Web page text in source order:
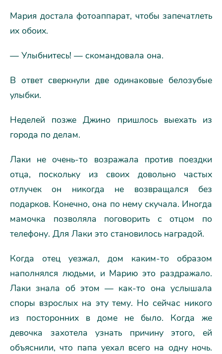
Мария достала фотоаппарат, чтобы запечатлеть
их обоих.
— Улыбнитесь! — скомандовала она.
В ответ сверкнули две одинаковые белозубые
улыбки.
Неделей позже Джино пришлось выехать из
города по делам.
Лаки не очень-то возражала против поездки
отца, поскольку из своих довольно частых
отлучек он никогда не возвращался без
подарков. Конечно, она по нему скучала. Иногда
мамочка позволяла поговорить с отцом по
телефону. Для Лаки это становилось наградой.
Когда отец уезжал, дом каким-то образом
наполнялся людьми, и Марию это раздражало.
Лаки знала об этом — как-то она услышала
споры взрослых на эту тему. Но сейчас никого
из посторонних в доме не было. Когда же
девочка захотела узнать причину этого, ей
объяснили, что папа уехал всего на одну ночь.